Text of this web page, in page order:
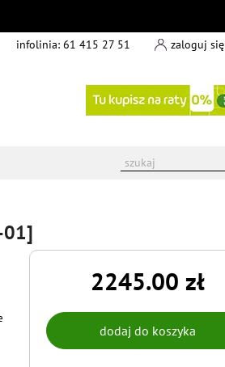
infolinia: 61 415 27 51 zaloguj się
01]
2245.00 zł